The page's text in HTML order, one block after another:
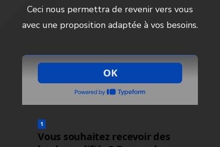
Ceci nous permettra de revenir vers vous
avec une proposition adaptée à vos besoins.